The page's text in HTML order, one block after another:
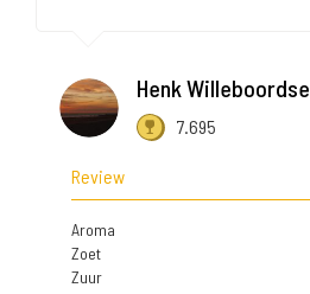
Henk Willeboordse
7.695
Review
Aroma
Zoet
Zuur